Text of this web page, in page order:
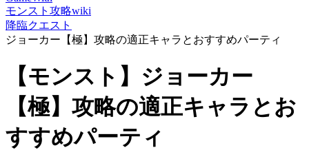
モンスト攻略wiki
降臨クエスト
ジョーカー【極】攻略の適正キャラとおすすめパーティ
【モンスト】ジョーカー
【極】攻略の適正キャラとお
すすめパーティ